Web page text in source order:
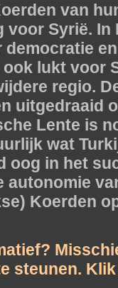
van
voor Syrië.
democratie
lukt voor
regio.
uitgedraaid
Lente is
wat
oog in het
autonomie
Koerden
steunen.